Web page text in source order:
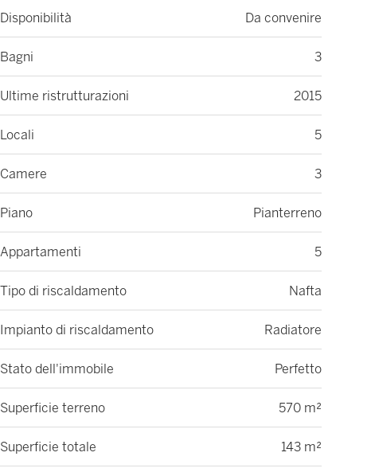
Disponibilità Da convenire
Bagni 3
Ultime ristrutturazioni 2015
Locali 5
Camere 3
Piano Pianterreno
Appartamenti 5
Tipo di riscaldamento Nafta
Impianto di riscaldamento Radiatore
Stato dell'immobile Perfetto
Superficie terreno 570 m²
Superficie totale 143 m²